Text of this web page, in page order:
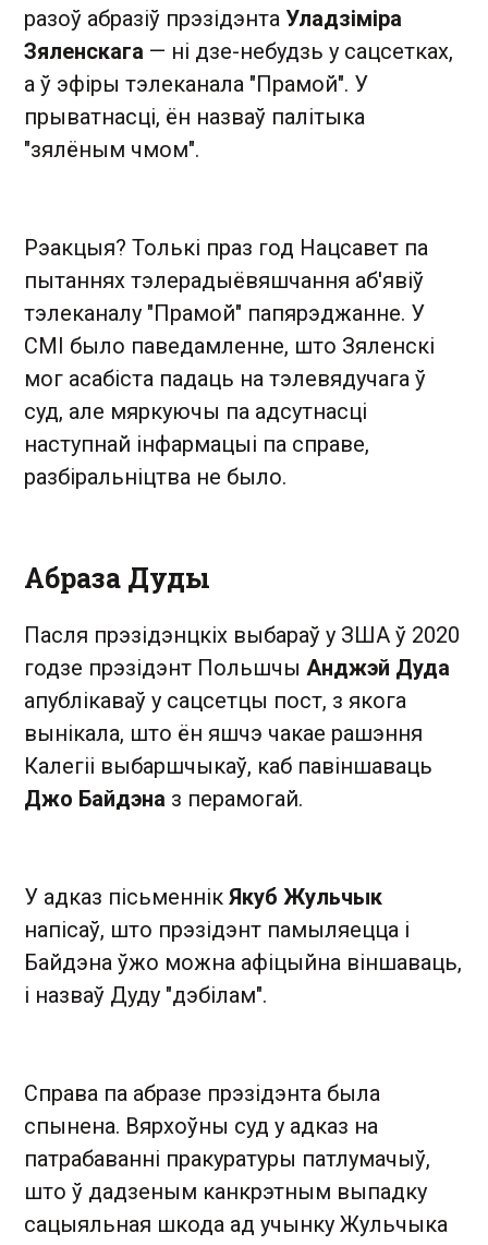
разоў абразіў прэзідэнта Уладзіміра
Зяленскага — ні дзе-небудзь у сацсетках,
а ў эфіры тэлеканала "Прамой". У
прыватнасці, ён назваў палітыка
"зялёным чмом".
Рэакцыя? Толькі праз год Нацсавет па
пытаннях тэлерадыёвяшчання аб'явіў
тэлеканалу "Прамой" папярэджанне. У
СМІ было паведамленне, што Зяленскі
мог асабіста падаць на тэлевядучага ў
суд, але мяркуючы па адсутнасці
наступнай інфармацыі па справе,
разбіральніцтва не было.
Абраза Дуды
Пасля прэзідэнцкіх выбараў у ЗША ў 2020
годзе прэзідэнт Польшчы Анджэй Дуда
апублікаваў у сацсетцы пост, з якога
вынікала, што ён яшчэ чакае рашэння
Калегіі выбаршчыкаў, каб павіншаваць
Джо Байдэна з перамогай.
У адказ пісьменнік Якуб Жульчык
напісаў, што прэзідэнт памыляецца і
Байдэна ўжо можна афіцыйна віншаваць,
і назваў Дуду "дэбілам".
Справа па абразе прэзідэнта была
спынена. Вярхоўны суд у адказ на
патрабаванні пракуратуры патлумачыў,
што ў дадзеным канкрэтным выпадку
сацыяльная шкода ад учынку Жульчыка